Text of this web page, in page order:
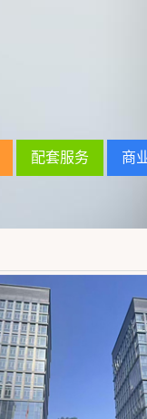
配套服务 商